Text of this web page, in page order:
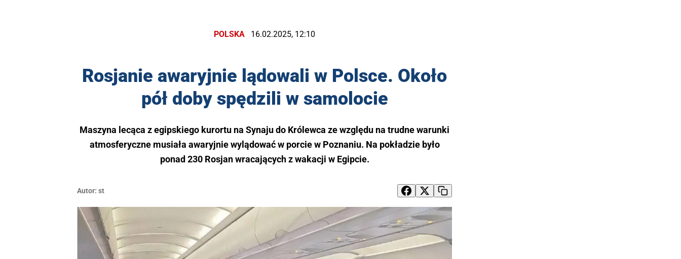
POLSKA 16.02.2025, 12:10
Rosjanie awaryjnie lądowali w Polsce. Około
pół doby spędzili w samolocie
Maszyna lecąca z egipskiego kurortu na Synaju do Królewca ze względu na trudne warunki
atmosferyczne musiała awaryjnie wylądować w porcie w Poznaniu. Na pokładzie było
ponad 230 Rosjan wracających z wakacji w Egipcie.
Autor: st